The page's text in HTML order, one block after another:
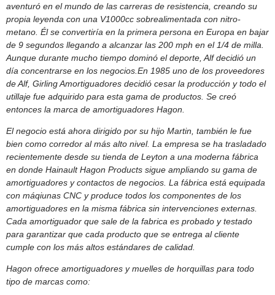
aventuró en el mundo de las carreras de resistencia, creando su
propia leyenda con una V1000cc sobrealimentada con nitro-
metano. Él se convertiría en la primera persona en Europa en bajar
de 9 segundos llegando a alcanzar las 200 mph en el 1/4 de milla.
Aunque durante mucho tiempo dominó el deporte, Alf decidió un
día concentrarse en los negocios.En 1985 uno de los proveedores
de Alf, Girling Amortiguadores decidió cesar la producción y todo el
utillaje fue adquirido para esta gama de productos. Se creó
entonces la marca de amortiguadores Hagon.
El negocio está ahora dirigido por su hijo Martin, también le fue
bien como corredor al más alto nivel. La empresa se ha trasladado
recientemente desde su tienda de Leyton a una moderna fábrica
en donde Hainault Hagon Products sigue ampliando su gama de
amortiguadores y contactos de negocios. La fábrica está equipada
con máqiunas CNC y produce todos los componentes de los
amortiguadores en la misma fábrica sin intervenciones externas.
Cada amortiguador que sale de la fabrica es probado y testado
para garantizar que cada producto que se entrega al cliente
cumple con los más altos estándares de calidad.
Hagon ofrece amortiguadores y muelles de horquillas para todo
tipo de marcas como: